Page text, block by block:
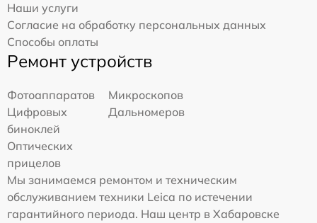
Наши услуги
Согласие на обработку персональных данных
Способы оплаты
Ремонт устройств
Фотоаппаратов
Микроскопов
Цифровых
биноклей
Дальномеров
Оптических
прицелов
Мы занимаемся ремонтом и техническим
обслуживанием техники Leica по истечении
гарантийного периода. Наш центр в Хабаровске